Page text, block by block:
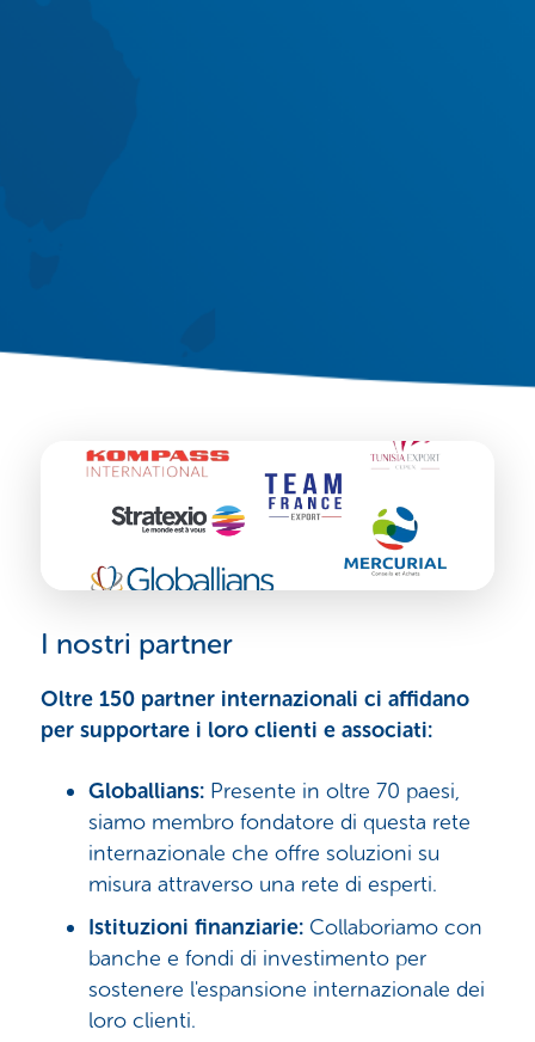
I nostri partner
Oltre 150 partner internazionali ci affidano
per supportare i loro clienti e associati:
Globallians:Presente in oltre 70 paesi,
siamo membro fondatore di questa rete
internazionale che offre soluzioni su
misura attraverso una rete di esperti.
Istituzioni finanziarie: Collaboriamo con
banche e fondi di investimento per
sostenere l'espansione internazionale dei
loro clienti.